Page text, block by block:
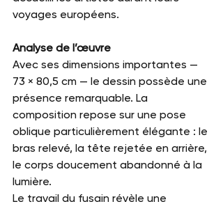
voyages européens.
Analyse de l’œuvre
Avec ses dimensions importantes —
73 × 80,5 cm — le dessin possède une
présence remarquable. La
composition repose sur une pose
oblique particulièrement élégante : le
bras relevé, la tête rejetée en arrière,
le corps doucement abandonné à la
lumière.
Le travail du fusain révèle une